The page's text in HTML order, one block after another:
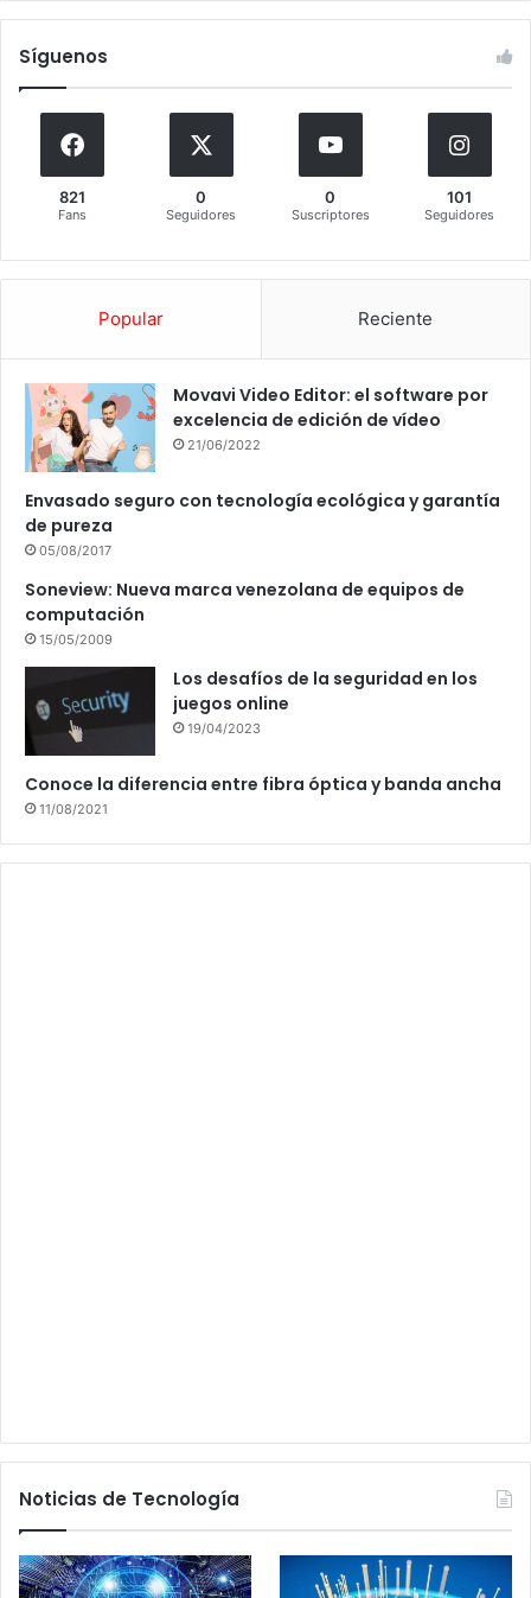
Síguenos
821
Fans
0
Seguidores
0
Suscriptores
101
Seguidores
Popular Reciente
Movavi Video Editor: el software por
excelencia de edición de vídeo
21/06/2022
Envasado seguro con tecnología ecológica y garantía
de pureza
05/08/2017
Soneview: Nueva marca venezolana de equipos de
computación
15/05/2009
Los desafíos de la seguridad en los
juegos online
19/04/2023
Conoce la diferencia entre fibra óptica y banda ancha
11/08/2021
Noticias de Tecnología